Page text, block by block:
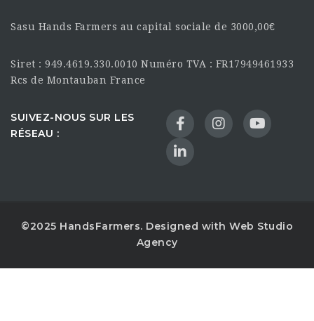
Sasu Hands Farmers au capital sociale de 3000,00€
Siret : 949.4619.330.0010 Numéro TVA : FR17949461933
Rcs de Montauban France
SUIVEZ-NOUS SUR LES
RÉSEAU :
©2025 HandsFarmers. Designed with Web Studio
Agency